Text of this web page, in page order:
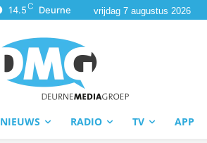
14.5C Deurne vrijdag 7 augustus 2026
NIEUWS RADIO TV APP